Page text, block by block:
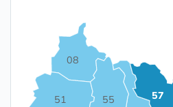
08
51 55 57